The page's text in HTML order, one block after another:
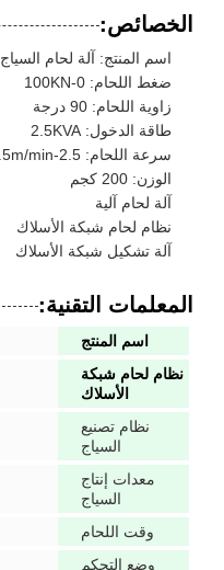
الخصائص:
اسم المنتج: آلة لحام السياج
ضغط اللحام: 0-100KN
زاوية اللحام: 90 درجة
طاقة الدخول: 2.5KVA
سرعة اللحام: 2.5-3.5m/min
الوزن: 200 كجم
آلة لحام آلية
نظام لحام شبكة الأسلاك
آلة تشكيل شبكة الأسلاك
المعلمات التقنية:
اسم المنتج
نظام لحام شبكة
الأسلاك
نظام تصنيع
السياج
معدات إنتاج
السياج
وقت اللحام
وضع التحكم